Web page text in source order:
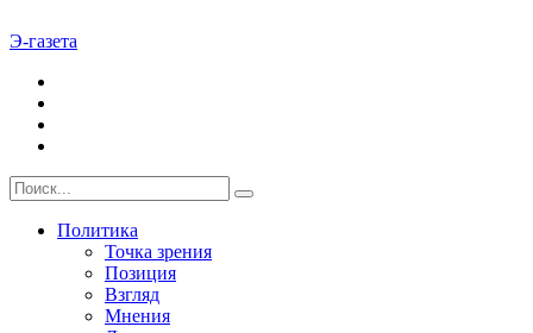
Э-газета
Политика
Точка зрения
Позиция
Взгляд
Мнения